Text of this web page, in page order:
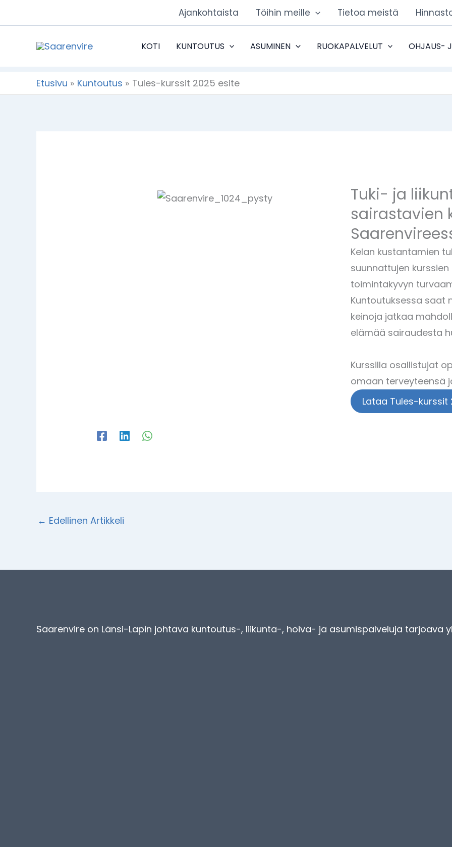
sisältöön
Ajankohtaista Töihin meille Tietoa meistä
KOTI KUNTOUTUS ASUMINEN RUOKAPALVELUT OHJAUS-
Etusivu Kuntoutus Tules-kurssit 2025 esite
Tuki- ja
sairastavien
Kelan kustantamien
suunnattujen
toimintakyvyn
Kuntoutuksessa saat
keinoja jatkaa
elämää sairaudesta
Kurssilla osallistujat
omaan terveyteensä
Lataa Tules-kurssit
← Edellinen Artikkeli
Saarenvire on Länsi-Lapin johtava kuntoutus-, liikunta-, hoiva- ja asumispalveluja tarjoava